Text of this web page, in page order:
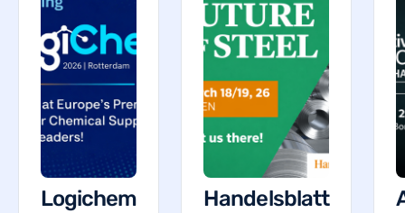
Logichem
Handelsblatt